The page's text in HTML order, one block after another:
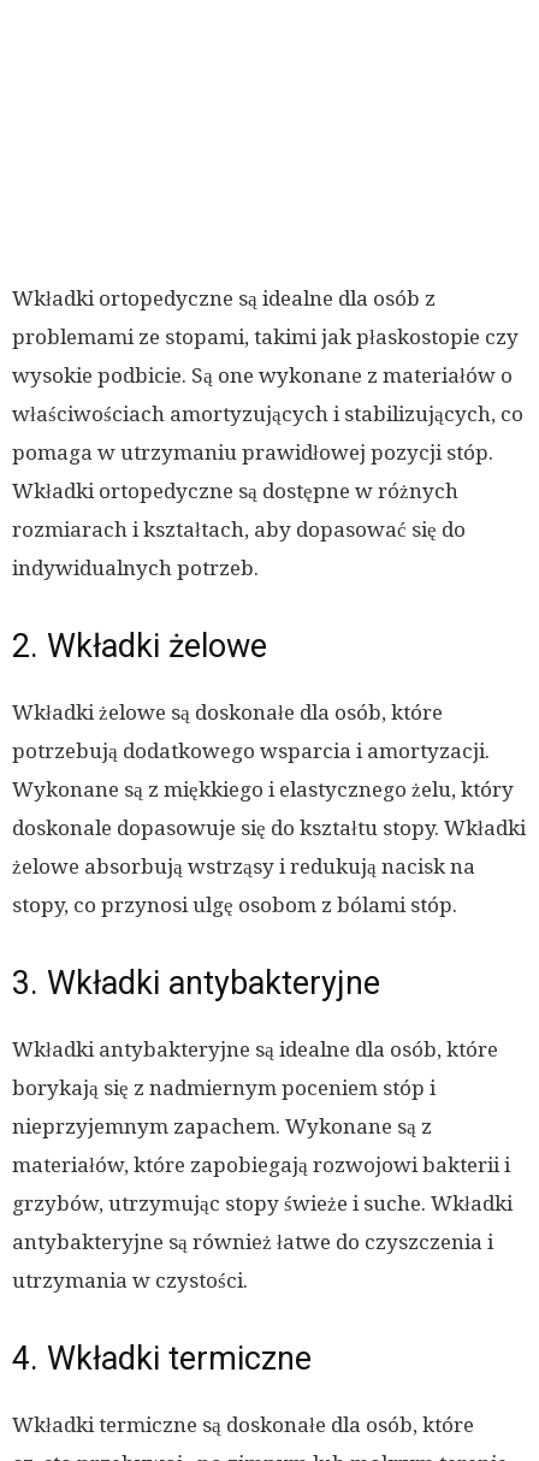
Wkładki ortopedyczne są idealne dla osób z
problemami ze stopami, takimi jak płaskostopie czy
wysokie podbicie. Są one wykonane z materiałów o
właściwościach amortyzujących i stabilizujących, co
pomaga w utrzymaniu prawidłowej pozycji stóp.
Wkładki ortopedyczne są dostępne w różnych
rozmiarach i kształtach, aby dopasować się do
indywidualnych potrzeb.
2. Wkładki żelowe
Wkładki żelowe są doskonałe dla osób, które
potrzebują dodatkowego wsparcia i amortyzacji.
Wykonane są z miękkiego i elastycznego żelu, który
doskonale dopasowuje się do kształtu stopy. Wkładki
żelowe absorbują wstrząsy i redukują nacisk na
stopy, co przynosi ulgę osobom z bólami stóp.
3. Wkładki antybakteryjne
Wkładki antybakteryjne są idealne dla osób, które
borykają się z nadmiernym poceniem stóp i
nieprzyjemnym zapachem. Wykonane są z
materiałów, które zapobiegają rozwojowi bakterii i
grzybów, utrzymując stopy świeże i suche. Wkładki
antybakteryjne są również łatwe do czyszczenia i
utrzymania w czystości.
4. Wkładki termiczne
Wkładki termiczne są doskonałe dla osób, które